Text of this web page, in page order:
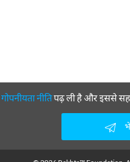
गोपनीयता नीतिपढ़ ली है और इससे